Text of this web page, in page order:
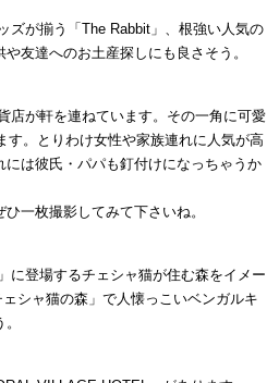
ズが揃う「 The Rabbit 」、根強い人気の
友達へのお土産探しにも良さそう。
店が軒を連ねています。その一角に可愛
す。とりわけ女性や家族連れに人気が高
は彼氏・パパも釘付けになっちゃうか
一枚撮影してみて下さいね。
に登場するチェシャ猫が住む森をイメー
ェシャ猫の森」で人懐っこいベンガルキ